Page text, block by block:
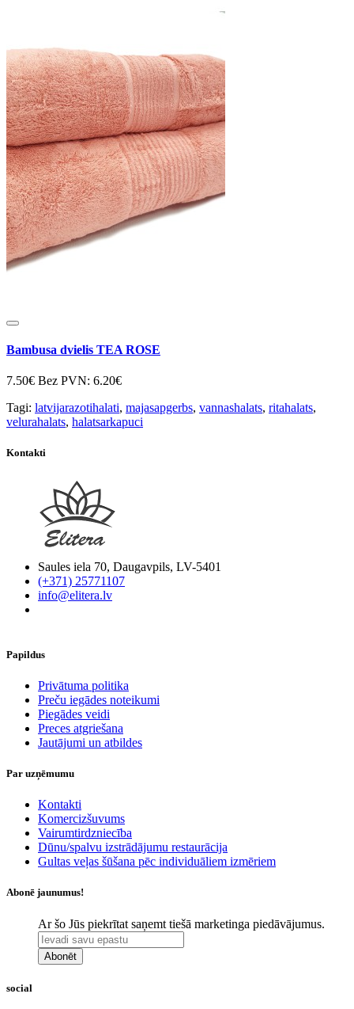
Bambusa dvielis TEA ROSE
7.50€ Bez PVN: 6.20€
Tagi: latvijarazotihalati, majasapgerbs, vannashalats, ritahalats,
velurahalats, halatsarkapuci
Kontakti
Saules iela 70, Daugavpils, LV-5401
(+371) 25771107
info@elitera.lv
Papildus
​Privātuma politika
Preču iegādes noteikumi
Piegādes veidi
Preces atgriešana
Jautājumi un atbildes
Par uzņēmumu
Kontakti
Komercizšuvums
Vairumtirdzniecība
Dūnu/spalvu izstrādājumu restaurācija
Gultas veļas šūšana pēc individuāliem izmēriem
Abonē jaunumus!
Ar šo Jūs piekrītat saņemt tiešā marketinga piedāvājumus.
Abonēt
social